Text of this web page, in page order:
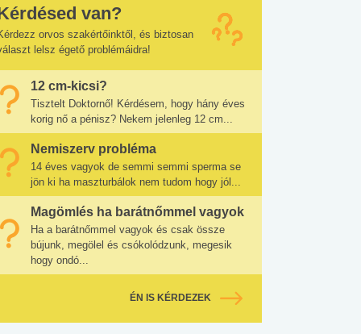
van?
orvos szakértőinktől, és biztosan
lelsz égető problémáidra!
12 cm-kicsi?
Tisztelt Doktornő! Kérdésem, hogy hány éves
korig nő a pénisz? Nekem jelenleg 12 cm...
Nemiszerv probléma
14 éves vagyok de semmi semmi sperma se
jön ki ha maszturbálok nem tudom hogy jól...
Magömlés ha barátnőmmel vagyok
Ha a barátnőmmel vagyok és csak össze
bújunk, megölel és csókolódzunk, megesik
hogy ondó...
ÉN IS KÉRDEZEK